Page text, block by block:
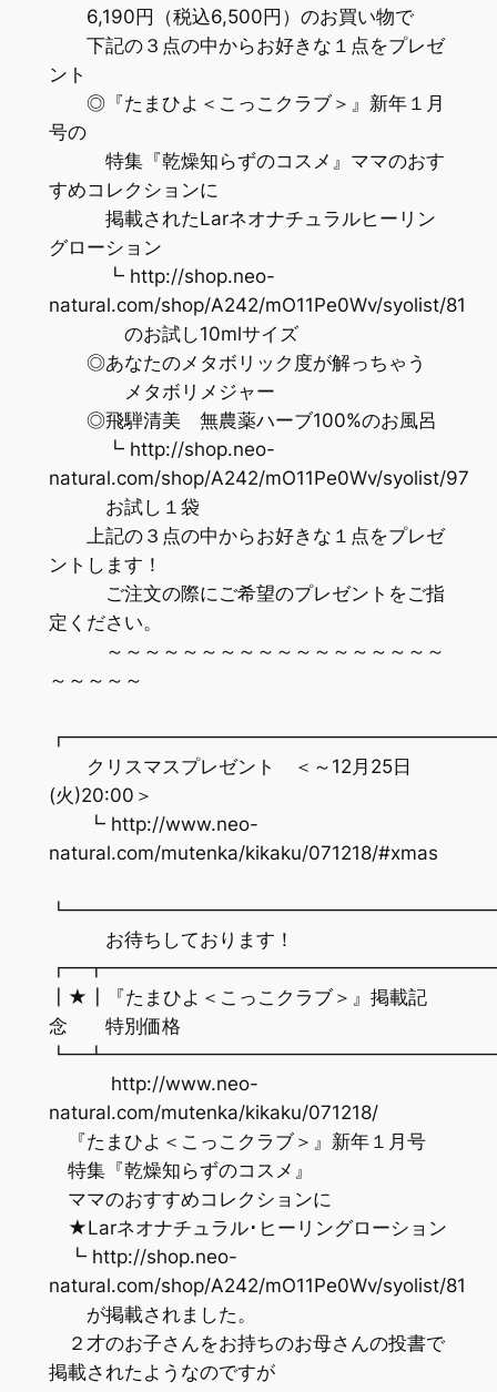
6,190円（税込6,500円）のお買い物で
下記の３点の中からお好きな１点をプレゼ
ント
◎『たまひよ＜こっこクラブ＞』新年１月
号の
特集『乾燥知らずのコスメ』ママのおす
すめコレクションに
掲載されたLarネオナチュラルヒーリン
グローション
┗ http://shop.neo-
natural.com/shop/A242/mO11Pe0Wv/syolist/81
のお試し10mlサイズ
◎あなたのメタボリック度が解っちゃう
メタボリメジャー
◎飛騨清美 無農薬ハーブ100%のお風呂
┗ http://shop.neo-
natural.com/shop/A242/mO11Pe0Wv/syolist/97
お試し１袋
上記の３点の中からお好きな１点をプレゼ
ントします！
ご注文の際にご希望のプレゼントをご指
定ください。
～～～～～～～～～～～～～～～～～～
～～～～～
クリスマスプレゼント ＜～12月25日
(火)20:00＞
┗ http://www.neo-
natural.com/mutenka/kikaku/071218/#xmas
お待ちしております！
┃★┃『たまひよ＜こっこクラブ＞』掲載記
念 特別価格
http://www.neo-
natural.com/mutenka/kikaku/071218/
『たまひよ＜こっこクラブ＞』新年１月号
特集『乾燥知らずのコスメ』
ママのおすすめコレクションに
★Larネオナチュラル･ヒーリングローション
┗ http://shop.neo-
natural.com/shop/A242/mO11Pe0Wv/syolist/81
が掲載されました。
２才のお子さんをお持ちのお母さんの投書で
掲載されたようなのですが